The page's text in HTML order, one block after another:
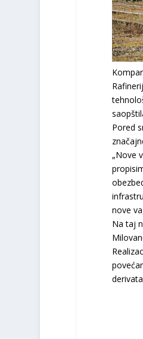
Porеd
„Novе
novе
Na taj